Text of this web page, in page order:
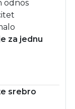
odnos
za jednu
srebro